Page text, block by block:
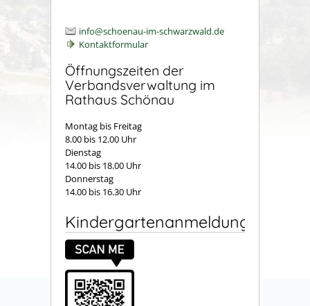
info@schoenau-im-schwarzwald.de
Kontaktformular
Öffnungszeiten der
Verbandsverwaltung im
Rathaus Schönau
Montag bis Freitag
8.00 bis 12.00 Uhr
Dienstag
14.00 bis 18.00 Uhr
Donnerstag
14.00 bis 16.30 Uhr
Kindergartenanmeldung